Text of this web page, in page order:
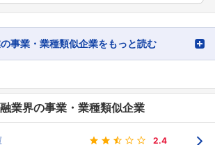
事業・業種類似企業をもっと読む
業界の事業・業種類似企業
2.4